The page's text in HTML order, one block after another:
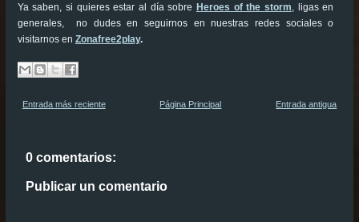
Ya saben, si quieres estar al día sobre Heroes of the storm , ligas en
generales, no dudes en seguirnos en nuestras redes sociales o
visitarnos en Zonafree2play.
Entrada más reciente Entrada antigua
Página Principal
0 comentarios:
Publicar un comentario